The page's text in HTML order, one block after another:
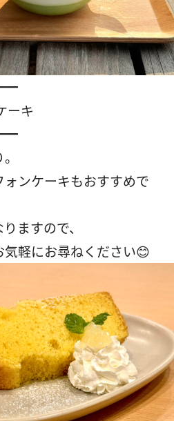
ーキ
ンケーキもおすすめで
ますので、
軽にお尋ねください😊